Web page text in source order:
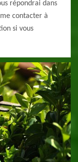
répondrai dans
contacter à
si vous